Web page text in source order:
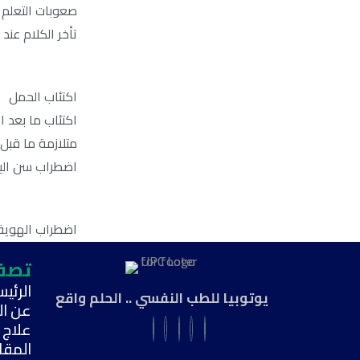
صعوبات التعلم
تأخر الكلام
اكتئاب الحمل
اكتئاب ما بعد
متلازمة ما
اضطراب سن
اضطراب
سرعة القذف
ضعف الانتصاب
عن يوتوبيا للطب النفسي .. الحلم واقع